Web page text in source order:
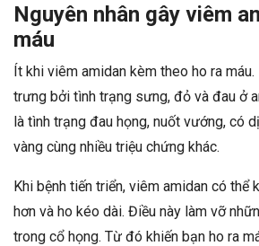
Nguyên nhân gây viêm
máu
Ít khi viêm amidan kèm theo ho ra
trưng bởi tình trạng sưng, đỏ và đau ở
là tình trạng đau họng, nuốt vướng, có
vàng cùng nhiều triệu chứng khác.
Khi bệnh tiến triển, viêm amidan có thể
hơn và ho kéo dài. Điều này làm vỡ
trong cổ họng. Từ đó khiến bạn ho ra